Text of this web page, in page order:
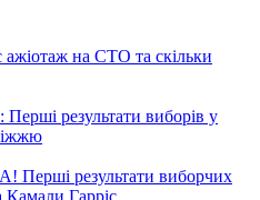
на СТО та скільки